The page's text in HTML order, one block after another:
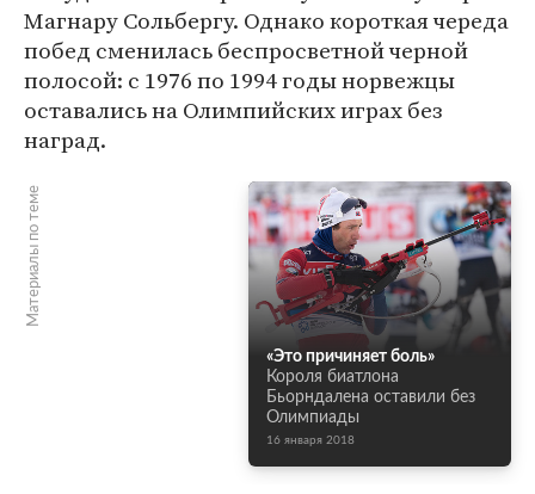
Магнару Сольбергу. Однако короткая череда
побед сменилась беспросветной черной
полосой: с 1976 по 1994 годы норвежцы
оставались на Олимпийских играх без
наград.
Материалы по теме
«Это причиняет боль»
Короля биатлона
Бьорндалена оставили без
Олимпиады
16 января 2018